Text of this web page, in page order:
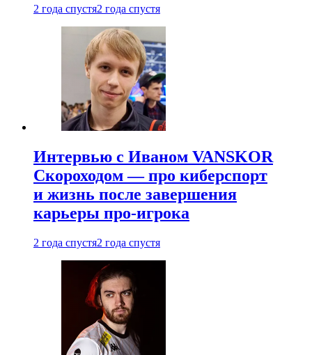
2 года спустя2 года спустя
Интервью с Иваном VANSKOR
Скороходом — про киберспорт
и жизнь после завершения
карьеры про-игрока
2 года спустя2 года спустя